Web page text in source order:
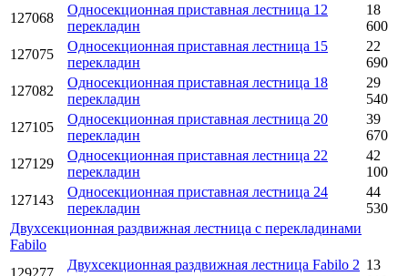
127068
Односекционная приставная лестница 12
перекладин
18
600
127075
Односекционная приставная лестница 15
перекладин
22
690
127082
Односекционная приставная лестница 18
перекладин
29
540
127105
Односекционная приставная лестница 20
перекладин
39
670
127129
Односекционная приставная лестница 22
перекладин
42
100
127143
Односекционная приставная лестница 24
перекладин
44
530
Двухсекционная раздвижная лестница с перекладинами
Fabilo
129277
Двухсекционная раздвижная лестница Fabilo 2 13